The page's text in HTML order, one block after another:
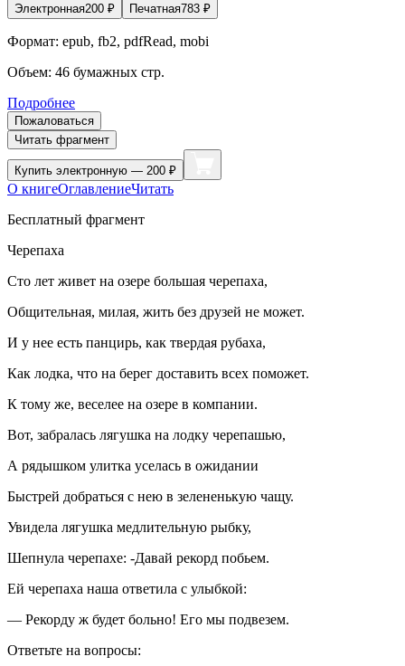
Электронная200 ₽ Печатная783 ₽
Формат: epub, fb2, pdfRead, mobi
Объем: 46 бумажных стр.
Подробнее
Пожаловаться
Читать фрагмент
Купить электронную — 200 ₽
О книгеОглавлениеЧитать
Бесплатный фрагмент
Черепаха
Сто лет живет на озере большая черепаха,
Общительная, милая, жить без друзей не может.
И у нее есть панцирь, как твердая рубаха,
Как лодка, что на берег доставить всех поможет.
К тому же, веселее на озере в компании.
Вот, забралась лягушка на лодку черепашью,
А рядышком улитка уселась в ожидании
Быстрей добраться с нею в зелененькую чащу.
Увидела лягушка медлительную рыбку,
Шепнула черепахе: -Давай рекорд побьем.
Ей черепаха наша ответила с улыбкой:
— Рекорду ж будет больно! Его мы подвезем.
Ответьте на вопросы: